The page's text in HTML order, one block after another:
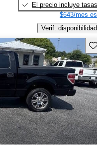
El precio incluye tasas
$643/mes
Verif. disponibilidad